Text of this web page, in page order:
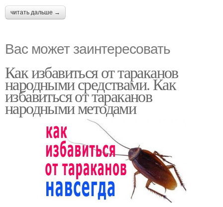
читать дальше →
Вас может заинтересовать
Как избавиться от тараканов
народными средствами. Как
избавиться от тараканов
народными методами